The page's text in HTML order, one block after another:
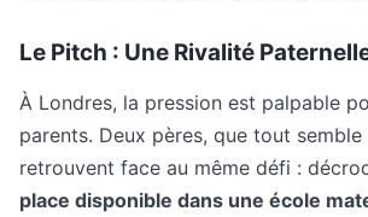
Le Pitch : Une Rivalité
À Londres, la pression est palpable
parents. Deux pères, que tout
retrouvent face au même défi :
place disponible dans une école